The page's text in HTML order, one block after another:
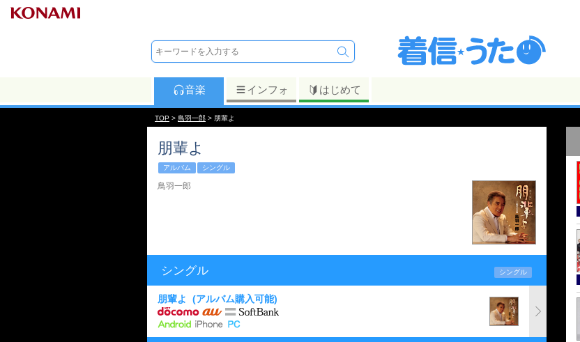
音楽 インフォ はじめて
TOP > 鳥羽一郎 > 朋輩よ
朋輩よ
アルバム シングル
鳥羽一郎
シングル シングル
朋輩よ (アルバム購入可能)